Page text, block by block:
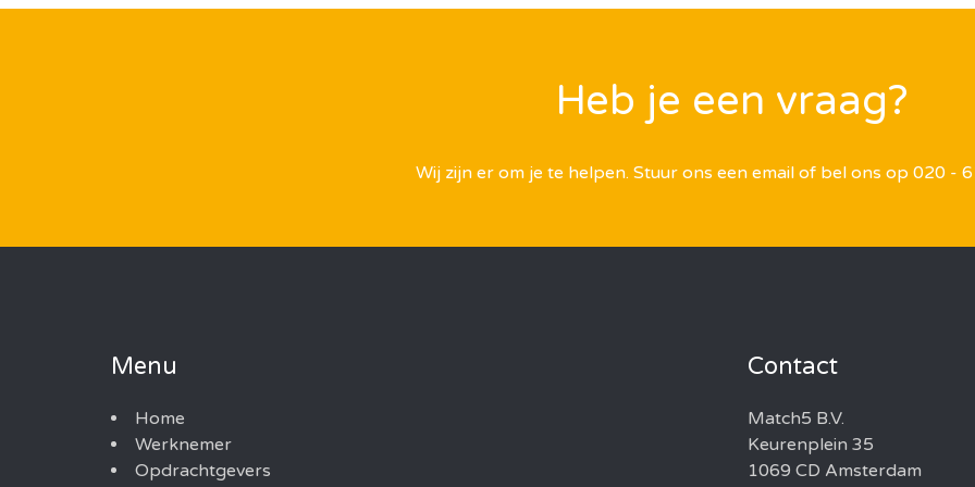
Heb je een vraag?
Wij zijn er om je te helpen. Stuur ons een email of bel ons op 020 -
Menu
Home
Werknemer
Opdrachtgevers
Contact
Match5 B.V.
Keurenplein 35
1069 CD Amsterdam